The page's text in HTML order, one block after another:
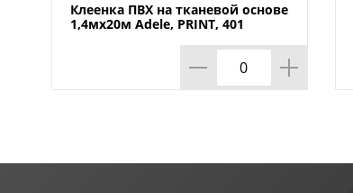
Клеенка ПВХ на тканевой основе
1,4мх20м Adele, PRINT, 401